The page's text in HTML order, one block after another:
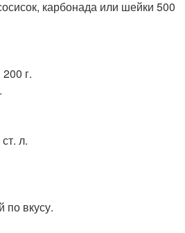
карбонада или шейки 500
г.
л.
вкусу.